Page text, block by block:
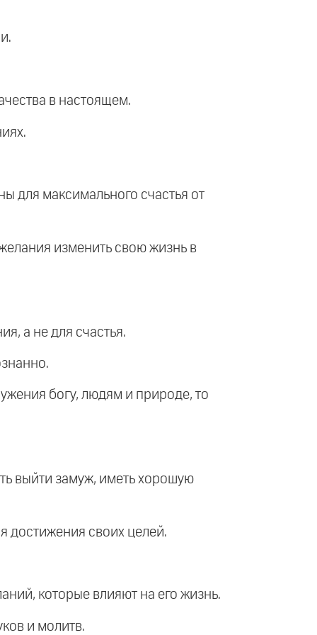
в настоящем.
для максимального счастья от
изменить свою жизнь в
а не для счастья.
богу, людям и природе, то
выйти замуж, иметь хорошую
достижения своих целей.
которые влияют на его жизнь.
и молитв.